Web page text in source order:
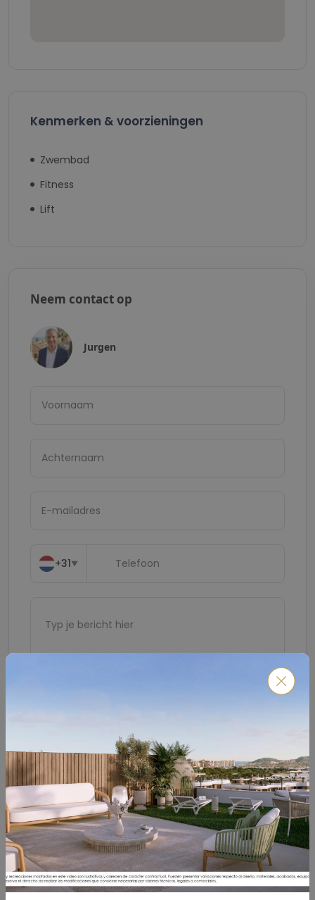
Kenmerken & voorzieningen
Zwembad
Fitness
Lift
Neem contact op
Jurgen
+31▼
Verzenden
Hypotheekcalculator